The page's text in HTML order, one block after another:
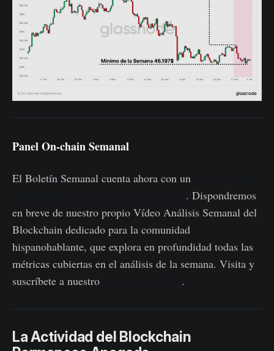
Panel On-chain Semanal
El Boletín Semanal cuenta ahora con un
. Dispondremos
en breve de nuestro propio Vídeo Análisis Semanal del
Blockchain dedicado para la comunidad
hispanohablante, que explora en profundidad todas las
métricas cubiertas en el análisis de la semana. Visita y
suscríbete a nuestro
.
La Actividad del Blockchain